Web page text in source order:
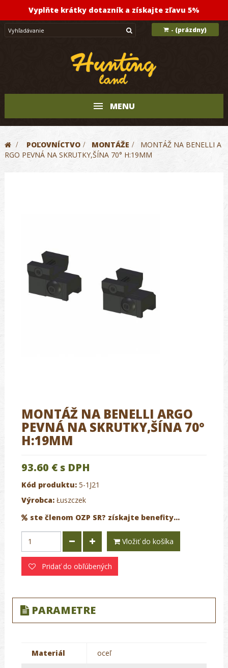
Vyplňte krátky dotazník a získajte zľavu 5%
- (prázdny)
MENU
> POĽOVNÍCTVO > MONTÁŽE >
MONTÁŽ NA BENELLI A
RGO PEVNÁ NA SKRUTKY,ŠÍNA 70° H:19MM
MONTÁŽ NA BENELLI ARGO
PEVNÁ NA SKRUTKY,ŠÍNA 70°
H:19MM
93.60 € s DPH
Kód produktu: 5-1J21
Výrobca: Łuszczek
ste členom OZP SR? získajte benefity...
Vložiť do košíka
Pridať do obľúbených
PARAMETRE
Materiál oceľ